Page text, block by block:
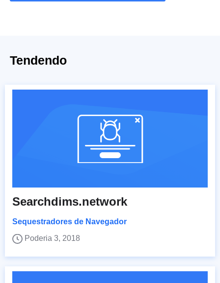
Tendendo
Searchdims.network
Sequestradores de Navegador
Poderia 3, 2018